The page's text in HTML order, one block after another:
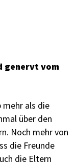
genervt vom
mehr als die
über den
Noch mehr von
die Freunde
die Eltern